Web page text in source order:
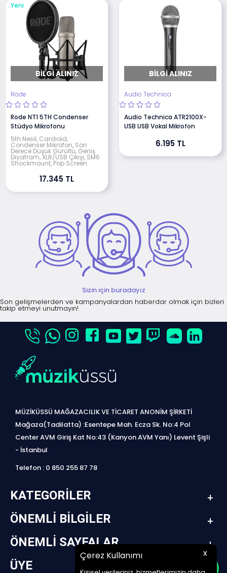
Çerez Kullanımı x
Yeni
BILGI ALINIZ
Rode
Rode NT1 5TH Condenser
Stüdyo Mikrofonu
5th Nesil, Cardioid,
Condenser Mikrofon, Son
Derece Düşük Gürültü, Geniş
Diyafram, XLR/USB Çıkışı, SM6
Shockmount, Pop Screen
17.345 TL
BILGI ALINIZ
Audio Technica
Audio Technica ATR2100X-
USB USB Vokal Mikrofon
6.195 TL
Sizin için buradayız
Son gelişmelerden ve kampanyalardan haberdar olmak için bizleri
takip etmeyi unutmayın!
MÜZİKÜSSÜ MAĞAZACILIK VE TİCARET ANONİM ŞİRKETİ
Mağaza(Tadilatta) :Esentepe Mah. Ecza Sk. No:4 Pol
Center AVM Giriş Kat No:43 (Kanyon AVM Yanı) Levent Şişli
- İstanbul
Telefon : 0 850 255 87 78
KATEGORILER
ÖNEMLI BILGILER
ÖNEMLI SAYFALAR
ÜYE